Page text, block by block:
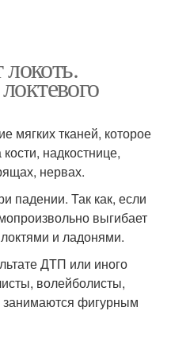
мягких тканей, которое
надкостнице,
нервах.
падении. Так как, если
выгибает
локтями и ладонями.
ДТП или иного
волейболисты,
фигурным